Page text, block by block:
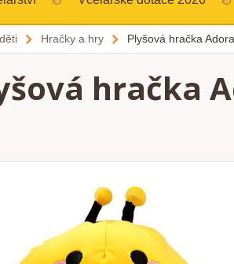
Hračky a hry Plyšová hračka
hračka